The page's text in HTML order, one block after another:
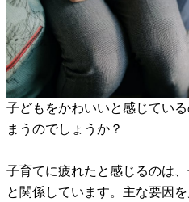
子どもをかわいいと感じてい
まうのでしょうか？
子育てに疲れたと感じるのは
と関係しています。主な要因を